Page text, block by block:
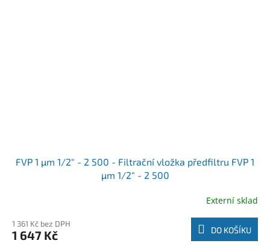
FVP 1 µm 1/2" - 2 500 - Filtrační vložka předfiltru FVP 1
µm 1/2" - 2 500
Externí sklad
1 361 Kč bez DPH
1 647 Kč DO KOŠÍKU